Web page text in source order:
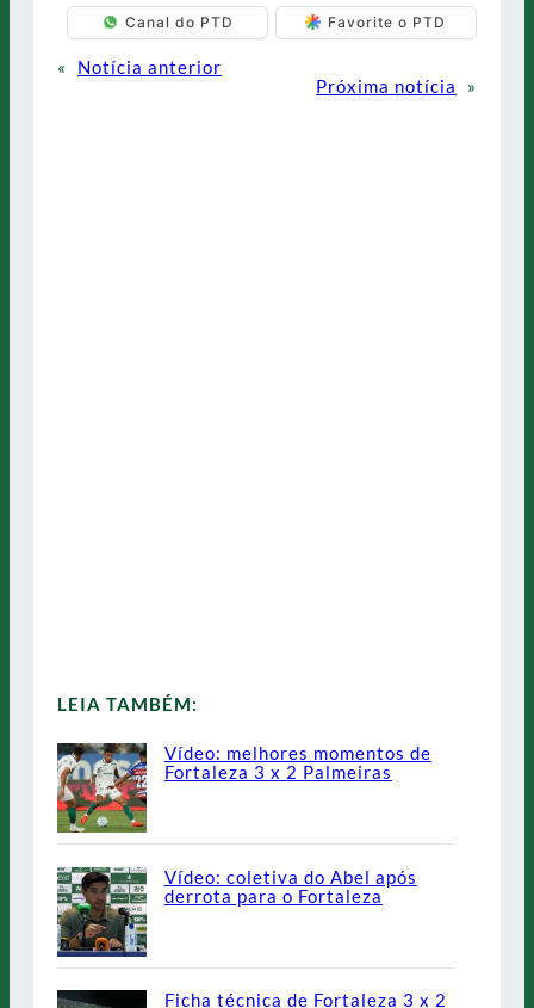
Canal do PTD Favorite o PTD
«
Notícia anterior
Próxima notícia
»
LEIA TAMBÉM:
Vídeo: melhores momentos de
Fortaleza 3 x 2 Palmeiras
Vídeo: coletiva do Abel após
derrota para o Fortaleza
Ficha técnica de Fortaleza 3 x 2